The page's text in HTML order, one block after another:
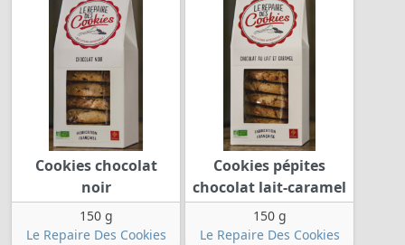
Cookies chocolat
noir
150 g
Le Repaire Des Cookies
Cookies pépites
chocolat lait-caramel
150 g
Le Repaire Des Cookies